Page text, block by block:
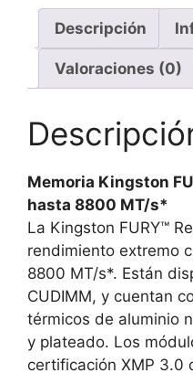
(KIT
2)
FURY
WHITE
XMP
KF584CU40RWK2-
48
cantidad
Descripción
Valoraciones (0)
Memoria Kingston
hasta 8800 MT/s*
La Kingston FURY™
rendimiento extremo
8800 MT/s*. Están
CUDIMM, y cuentan
térmicos de aluminio
y plateado. Los
certificación XMP 3.0